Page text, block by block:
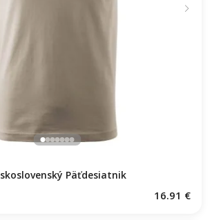
Päťdesiatnik
16.91 €